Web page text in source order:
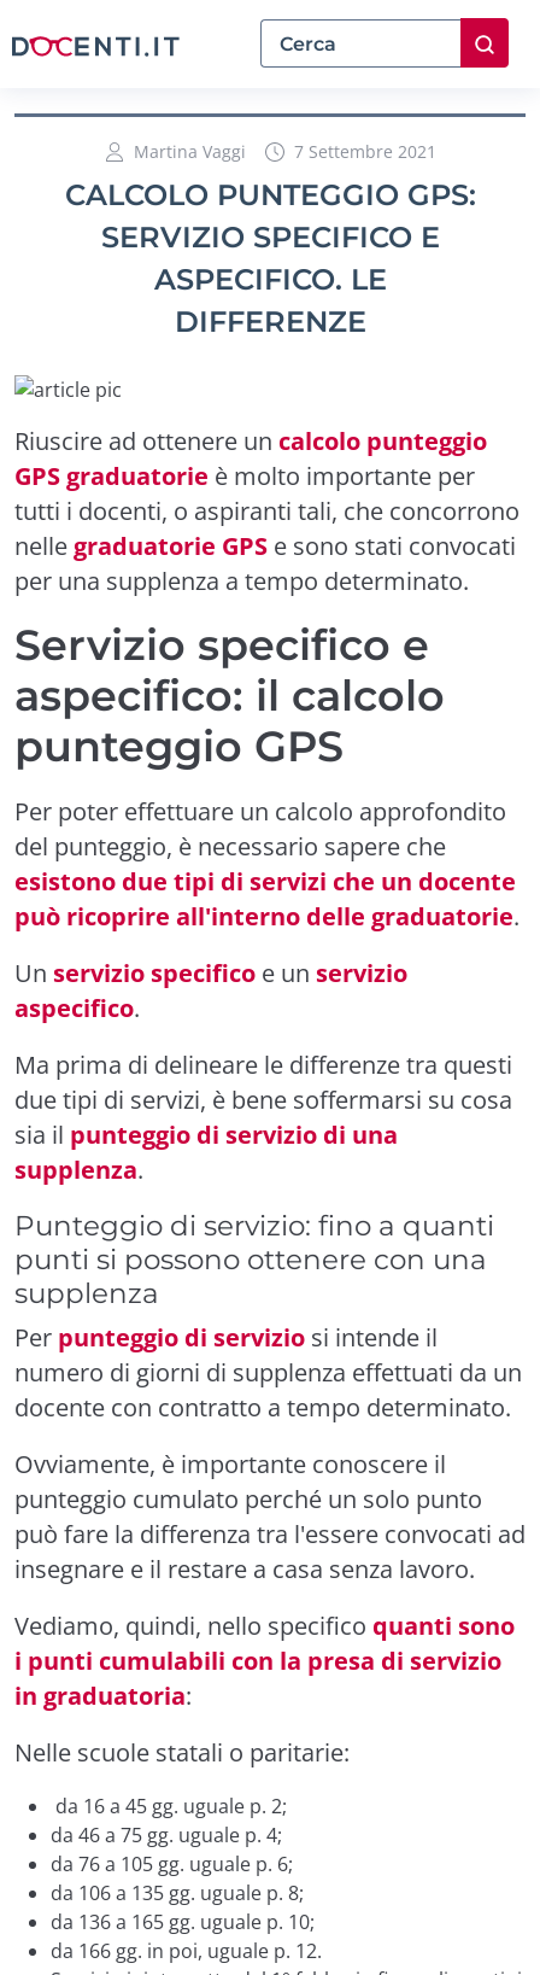
Martina Vaggi 7 Settembre 2021
CALCOLO PUNTEGGIO GPS:
SERVIZIO SPECIFICO E
ASPECIFICO. LE
DIFFERENZE
Riuscire ad ottenere un calcolo punteggio
GPS graduatorie è molto importante per
tutti i docenti, o aspiranti tali, che concorrono
nelle graduatorie GPS e sono stati convocati
per una supplenza a tempo determinato.
Servizio specifico e
aspecifico: il calcolo
punteggio GPS
Per poter effettuare un calcolo approfondito
del punteggio, è necessario sapere che
esistono due tipi di servizi che un docente
può ricoprire all'interno delle graduatorie.
Un servizio specifico e un servizio
aspecifico.
Ma prima di delineare le differenze tra questi
due tipi di servizi, è bene soffermarsi su cosa
sia il punteggio di servizio di una
supplenza.
Punteggio di servizio: fino a quanti
punti si possono ottenere con una
supplenza
Per punteggio di servizio si intende il
numero di giorni di supplenza effettuati da un
docente con contratto a tempo determinato.
Ovviamente, è importante conoscere il
punteggio cumulato perché un solo punto
può fare la differenza tra l'essere convocati ad
insegnare e il restare a casa senza lavoro.
Vediamo, quindi, nello specifico quanti sono
i punti cumulabili con la presa di servizio
in graduatoria:
Nelle scuole statali o paritarie:
da 16 a 45 gg. uguale p. 2;
da 46 a 75 gg. uguale p. 4;
da 76 a 105 gg. uguale p. 6;
da 106 a 135 gg. uguale p. 8;
da 136 a 165 gg. uguale p. 10;
da 166 gg. in poi, uguale p. 12.